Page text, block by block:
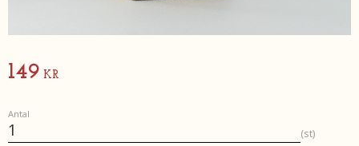
149 KR
Antal
st